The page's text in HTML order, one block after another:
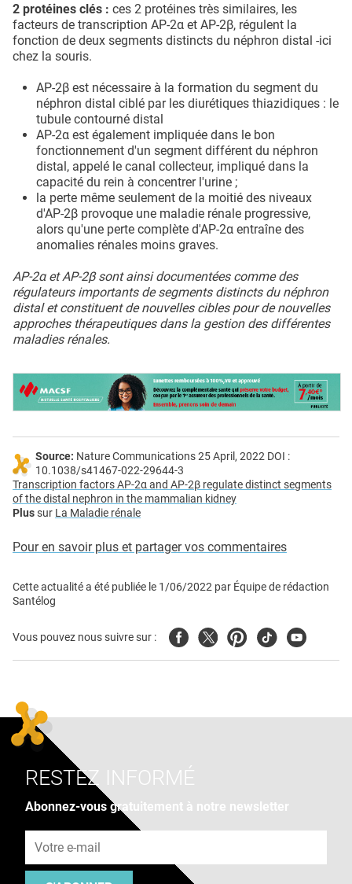
2 protéines clés : ces 2 protéines très similaires, les
facteurs de transcription AP-2α et AP-2β, régulent la
fonction de deux segments distincts du néphron distal -ici
chez la souris.
AP-2β est nécessaire à la formation du segment du
néphron distal ciblé par les diurétiques thiazidiques : le
tubule contourné distal
AP-2α est également impliquée dans le bon
fonctionnement d'un segment différent du néphron
distal, appelé le canal collecteur, impliqué dans la
capacité du rein à concentrer l'urine ;
la perte même seulement de la moitié des niveaux
d'AP-2β provoque une maladie rénale progressive,
alors qu'une perte complète d'AP-2α entraîne des
anomalies rénales moins graves.
AP-2α et AP-2β sont ainsi documentées comme des
régulateurs importants de segments distincts du néphron
distal et constituent de nouvelles cibles pour de nouvelles
approches thérapeutiques dans la gestion des différentes
maladies rénales.
Source: Nature Communications 25 April, 2022 DOI :
10.1038/s41467-022-29644-3
Transcription factors AP-2α and AP-2β regulate distinct segments
of the distal nephron in the mammalian kidney
Plussur La Maladie rénale
Pour en savoir plus et partager vos commentaires
Cette actualité a été publiée le 1/06/2022 par Équipe de rédaction
Santélog
Vous pouvez nous suivre sur : FacebookTwitterPinterest
TiktokYoutube
RESTEZ INFORMÉ
Abonnez-vous gratuitement à notre newsletter